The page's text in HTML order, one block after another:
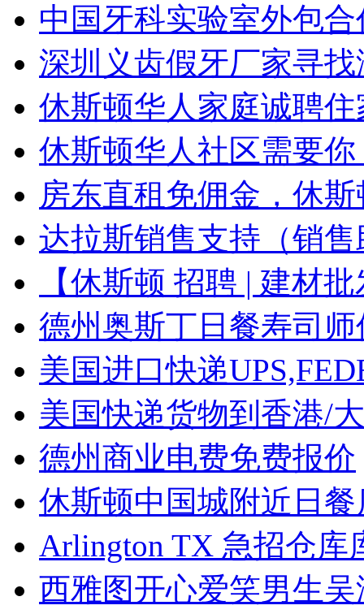
中国牙科实验室外包
深圳义齿假牙厂家寻
休斯顿华人家庭诚聘
休斯顿华人社区需要
房东直租免佣金，休
达拉斯销售支持（销
【休斯顿 招聘 | 建材
德州奥斯丁日餐寿司
美国进口快递
美国快递货物到香港/
德州商业电费免费报价
休斯顿中国城附近日
Arlington TX 急招仓库
西雅图开心爱笑男生